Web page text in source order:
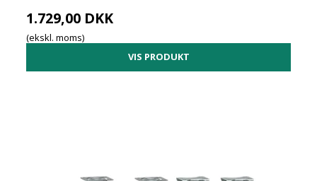
1.729,00 DKK
(ekskl. moms)
VIS PRODUKT